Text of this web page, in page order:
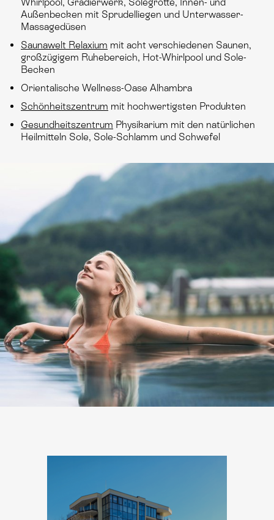
Außenbecken mit Sprudelliegen und Unterwasser-
Massagedüsen
Saunawelt Relaxium mit acht verschiedenen Saunen,
großzügigem Ruhebereich, Hot-Whirlpool und Sole-
Becken
Orientalische Wellness-Oase Alhambra
Schönheitszentrum mit hochwertigsten Produkten
Gesundheitszentrum Physikarium mit den natürlichen
Heilmitteln Sole, Sole-Schlamm und Schwefel